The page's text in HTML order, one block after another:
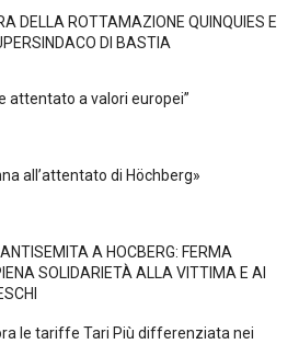
DELLA ROTTAMAZIONE QUINQUIES E
DI BASTIA
attentato a valori europei”
all’attentato di Höchberg»
A HÖCBERG: FERMA
SOLIDARIETÀ ALLA VITTIMA E AI
le tariffe Tari Più differenziata nei